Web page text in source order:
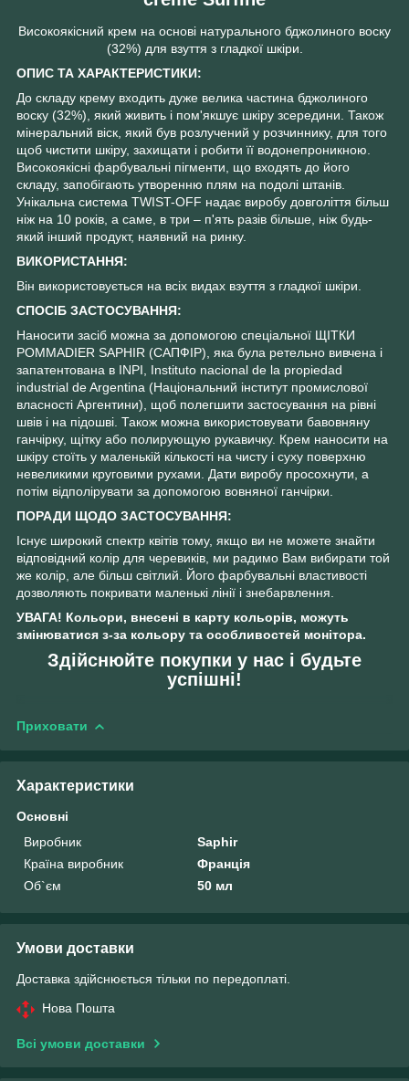
Високоякісний крем на основі натурального бджолиного воску
(32%) для взуття з гладкої шкіри.
ОПИС ТА ХАРАКТЕРИСТИКИ:
До складу крему входить дуже велика частина бджолиного
воску (32%), який живить і пом'якшує шкіру зсередини. Також
мінеральний віск, який був розлучений у розчиннику, для того
щоб чистити шкіру, захищати і робити її водонепроникною.
Високоякісні фарбувальні пігменти, що входять до його
складу, запобігають утворенню плям на подолі штанів.
Унікальна система TWIST-OFF надає виробу довголіття більш
ніж на 10 років, а саме, в три – п'ять разів більше, ніж будь-
який інший продукт, наявний на ринку.
ВИКОРИСТАННЯ:
Він використовується на всіх видах взуття з гладкої шкіри.
СПОСІБ ЗАСТОСУВАННЯ:
Наносити засіб можна за допомогою спеціальної ЩІТКИ
POMMADIER SAPHIR (САПФІР), яка була ретельно вивчена і
запатентована в INPI, Instituto nacional de la propiedad
industrial de Argentina (Національний інститут промислової
власності Аргентини), щоб полегшити застосування на рівні
швів і на підошві. Також можна використовувати бавовняну
ганчірку, щітку або полирующую рукавичку. Крем наносити на
шкіру стоїть у маленькій кількості на чисту і суху поверхню
невеликими круговими рухами. Дати виробу просохнути, а
потім відполірувати за допомогою вовняної ганчірки.
ПОРАДИ ЩОДО ЗАСТОСУВАННЯ:
Існує широкий спектр квітів тому, якщо ви не можете знайти
відповідний колір для черевиків, ми радимо Вам вибирати той
же колір, але більш світлий. Його фарбувальні властивості
дозволяють покривати маленькі лінії і знебарвлення.
УВАГА! Кольори, внесені в карту кольорів, можуть
змінюватися з-за кольору та особливостей монітора.
Здійснюйте покупки у нас і будьте
успішні!
Приховати
Характеристики
Основні
Виробник
Saphir
Країна виробник
Франція
Об`єм
50 мл
Умови доставки
Доставка здійснюється тільки по передоплаті.
Нова Пошта
Всі умови доставки